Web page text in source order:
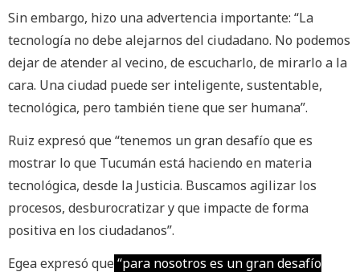
Sin embargo, hizo una advertencia importante: “La
tecnología no debe alejarnos del ciudadano. No podemos
dejar de atender al vecino, de escucharlo, de mirarlo a la
cara. Una ciudad puede ser inteligente, sustentable,
tecnológica, pero también tiene que ser humana”.
Ruiz expresó que “tenemos un gran desafío que es
mostrar lo que Tucumán está haciendo en materia
tecnológica, desde la Justicia. Buscamos agilizar los
procesos, desburocratizar y que impacte de forma
positiva en los ciudadanos”.
Egea expresó que“para nosotros es un gran desafío